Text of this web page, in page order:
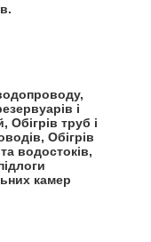
і
Обігрів труб і
Обігрів
та водостоків,
камер